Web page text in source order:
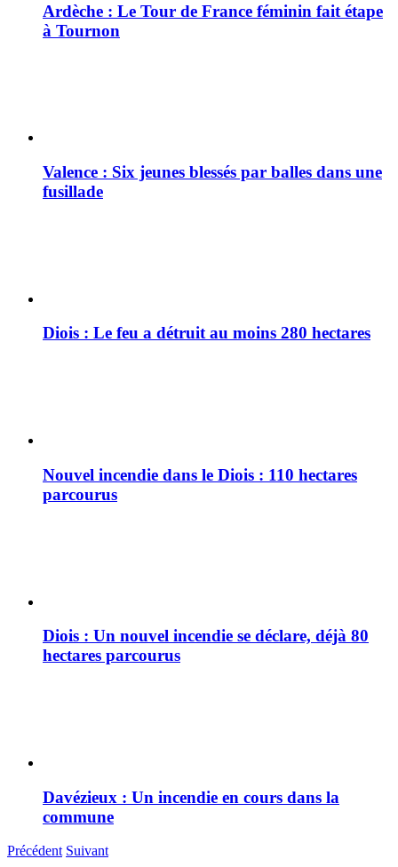
Ardèche : Le Tour de France féminin fait étape
à Tournon
Valence : Six jeunes blessés par balles dans une
fusillade
Diois : Le feu a détruit au moins 280 hectares
Nouvel incendie dans le Diois : 110 hectares
parcourus
Diois : Un nouvel incendie se déclare, déjà 80
hectares parcourus
Davézieux : Un incendie en cours dans la
commune
Précédent Suivant